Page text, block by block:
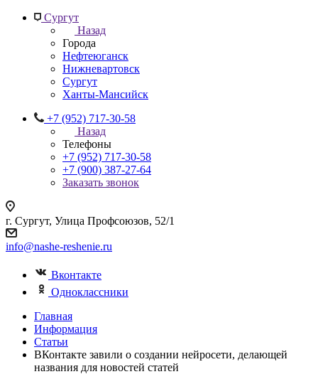
Сургут
Назад
Города
Нефтеюганск
Нижневартовск
Сургут
Ханты-Мансийск
+7 (952) 717-30-58
Назад
Телефоны
+7 (952) 717-30-58
+7 (900) 387-27-64
Заказать звонок
г. Сургут, Улица Профсоюзов, 52/1
info@nashe-reshenie.ru
Вконтакте
Одноклассники
Главная
Информация
Статьи
ВКонтакте завили о создании нейросети, делающей
названия для новостей статей